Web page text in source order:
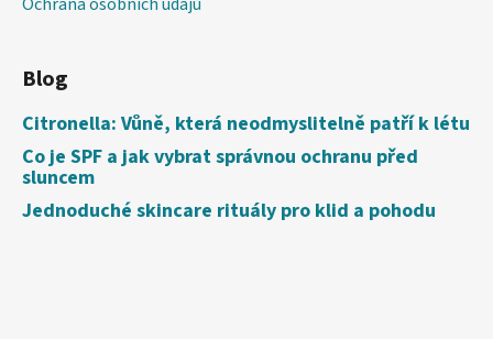
Blog
Citronella: Vůně, která neodmyslitelně patří k létu
Co je SPF a jak vybrat správnou ochranu před
sluncem
Jednoduché skincare rituály pro klid a pohodu